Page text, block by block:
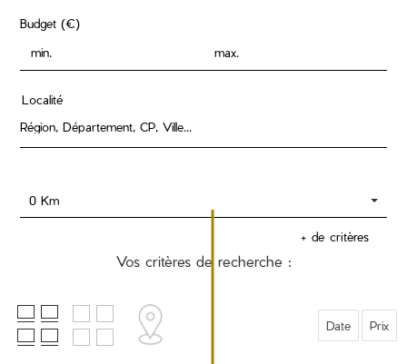
Budget (€)
Localité
0 Km
+ de critères
Vos critères de recherche :
Date Prix